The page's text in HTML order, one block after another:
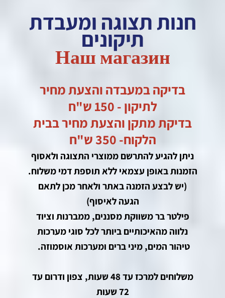
חנות תצוגה ומעבדת
תיקונים
Наш магазин
בדיקה במעבדה והצעת מחיר
לתיקון - 150 ש"ח
בדיקת מתקן והצעת מחיר בבית
הלקוח- 350 ש"ח
ניתן להגיע להתרשם ממוצרי התצוגה ולאסוף
הזמנות באופן עצמאי ללא תוספת דמי משלוח.
(יש לבצע הזמנה באתר ולאחר מכן לתאם
הגעה לאיסוף)
פילטר בר משווקת מסננים, ממברנות וציוד
נלווה מהאיכותיים ביותר לכל סוגי מערכות
טיהור המים, מיני ברים ומערכות אוסמוזה.
משלוחים למרכז עד 48 שעות, צפון ודרום עד
72 שעות